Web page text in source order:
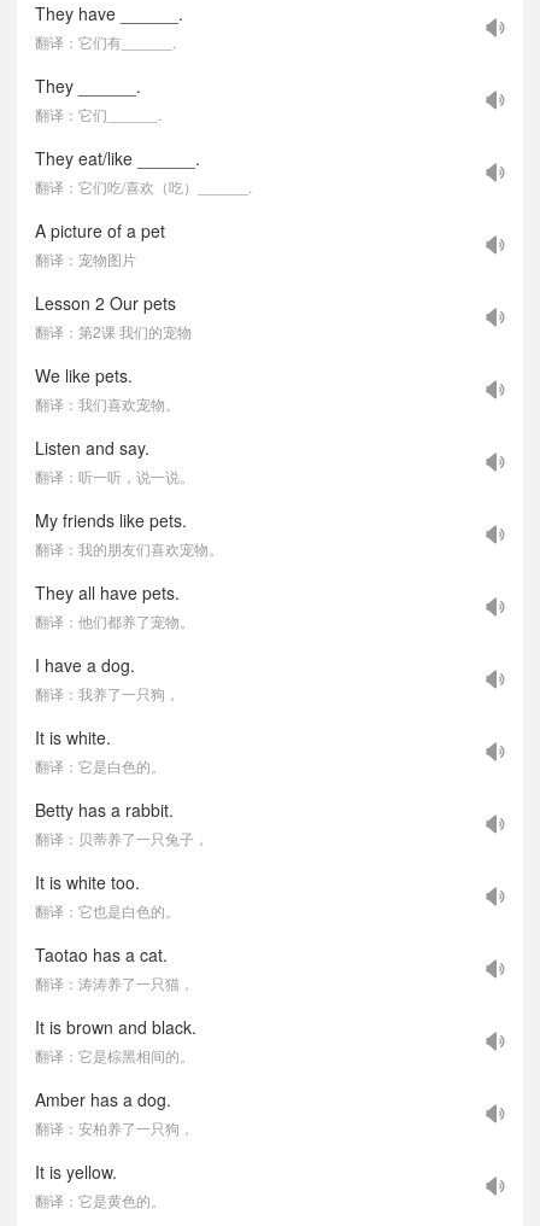
They have ______.
翻译：它们有______.
They ______.
翻译：它们______.
They eat/like ______.
翻译：它们吃/喜欢（吃）______.
A picture of a pet
翻译：宠物图片
Lesson 2 Our pets
翻译：第2课 我们的宠物
We like pets.
翻译：我们喜欢宠物。
Listen and say.
翻译：听一听，说一说。
My friends like pets.
翻译：我的朋友们喜欢宠物。
They all have pets.
翻译：他们都养了宠物。
I have a dog.
翻译：我养了一只狗，
It is white.
翻译：它是白色的。
Betty has a rabbit.
翻译：贝蒂养了一只兔子，
It is white too.
翻译：它也是白色的。
Taotao has a cat.
翻译：涛涛养了一只猫，
It is brown and black.
翻译：它是棕黑相间的。
Amber has a dog.
翻译：安柏养了一只狗，
It is yellow.
翻译：它是黄色的。